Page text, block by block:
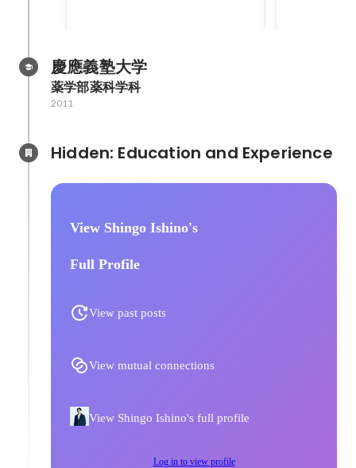
慶應義塾大学
薬学部薬科学科
2011
View Shingo Ishino's
Full Profile
View past posts
View mutual connections
View Shingo Ishino's full profile
Log in to view profile